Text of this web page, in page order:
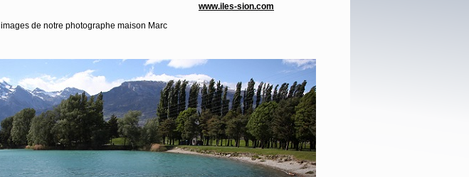
Piscine Sion
www.iles-sion.com
de notre photographe maison Marc